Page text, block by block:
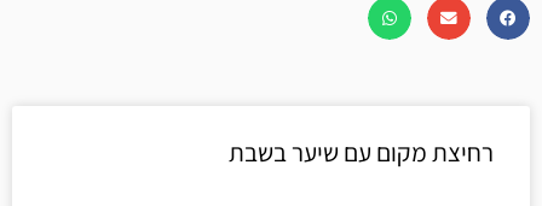
רחיצת מקום עם שיער בשבת